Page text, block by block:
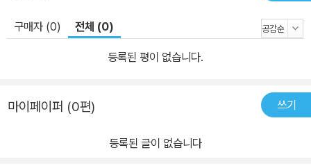
구매자 (0) 전체 (0)
등록된 평이 없습니다.
마이페이퍼 (0편) 쓰기
등록된 글이 없습니다